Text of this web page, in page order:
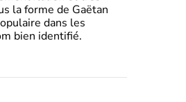
la forme de Gaëtan
dans les
bien identifié.